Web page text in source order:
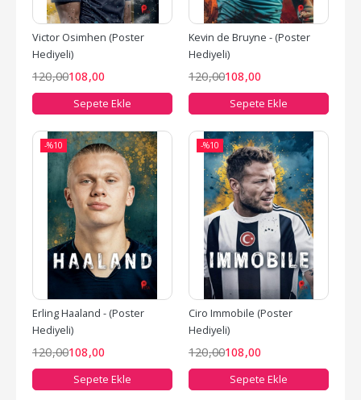
Victor Osimhen (Poster
Hediyeli)
120,00108,00
Sepete Ekle
Kevin de Bruyne - (Poster
Hediyeli)
120,00108,00
Sepete Ekle
-%10
Erling Haaland - (Poster
Hediyeli)
120,00108,00
Sepete Ekle
-%10
Ciro Immobile (Poster
Hediyeli)
120,00108,00
Sepete Ekle